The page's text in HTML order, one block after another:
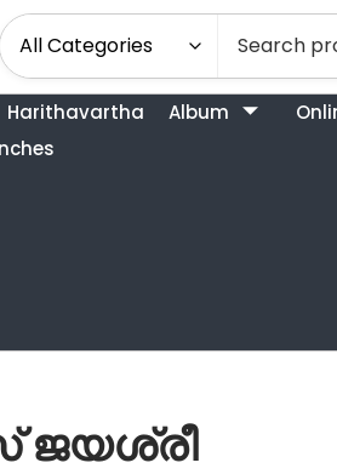
Harithavartha Album
ജയശ്രീ